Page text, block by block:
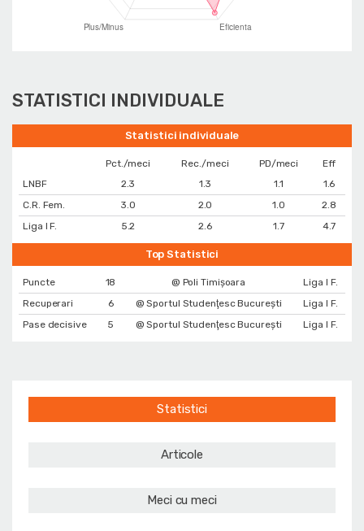
STATISTICI INDIVIDUALE
Statistici individuale
Pct./meci Rec./meci PD/meci
Eff
LNBF
2.3 1.3 1.1
1.6
C.R. Fem.
3.0 2.0 1.0
2.8
Liga I F.
5.2 2.6 1.7 4.7
Top Statistici
Puncte 18 @ Poli Timișoara
Liga I F.
Recuperari
6 @ Sportul Studenţesc Bucureşti
Liga I F.
Pase decisive
5 @ Sportul Studenţesc Bucureşti Liga I F.
Statistici
Articole
Meci cu meci